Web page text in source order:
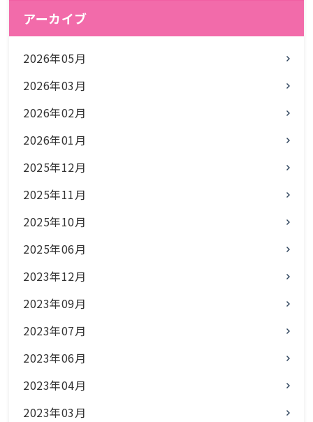
アーカイブ
2026年05月
2026年03月
2026年02月
2026年01月
2025年12月
2025年11月
2025年10月
2025年06月
2023年12月
2023年09月
2023年07月
2023年06月
2023年04月
2023年03月